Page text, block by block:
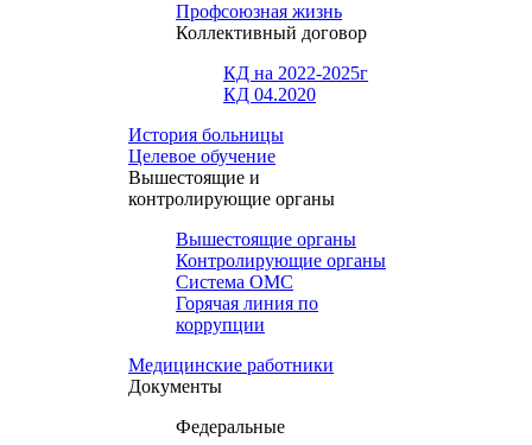
Профсоюзная жизнь
Коллективный договор
КД на 2022-2025г
КД 04.2020
История больницы
Целевое обучение
Вышестоящие и
контролирующие органы
Вышестоящие органы
Контролирующие органы
Система ОМС
Горячая линия по
коррупции
Медицинские работники
Документы
Федеральные